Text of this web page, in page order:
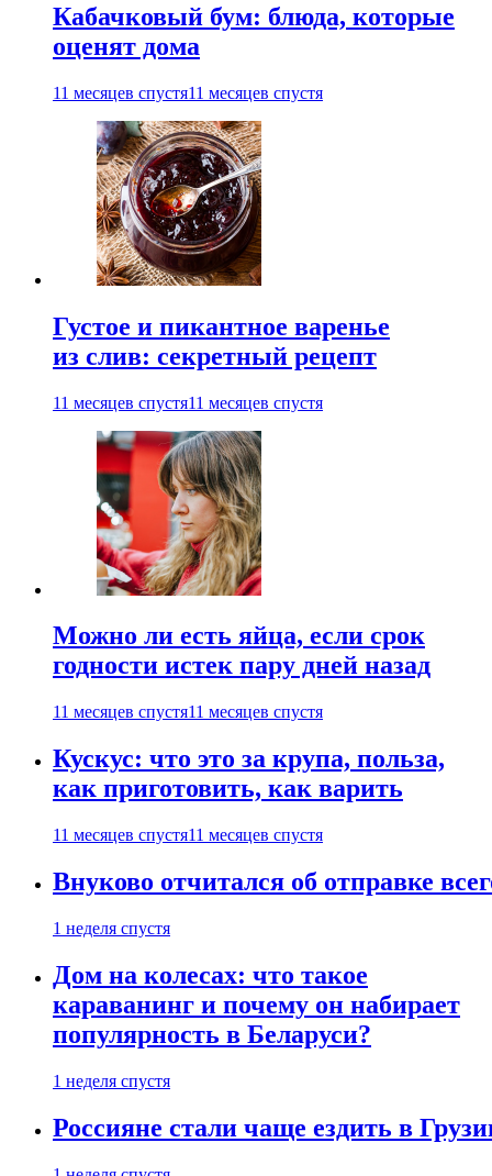
Кабачковый бум: блюда, которые
оценят дома
11 месяцев спустя11 месяцев спустя
Густое и пикантное варенье
из слив: секретный рецепт
11 месяцев спустя11 месяцев спустя
Можно ли есть яйца, если срок
годности истек пару дней назад
11 месяцев спустя11 месяцев спустя
Кускус: что это за крупа, польза,
как приготовить, как варить
11 месяцев спустя11 месяцев спустя
Внуково отчитался об отправке
1 неделя спустя
Дом на колесах: что такое
караванинг и почему он набирает
популярность в Беларуси?
1 неделя спустя
Россияне стали чаще ездить в